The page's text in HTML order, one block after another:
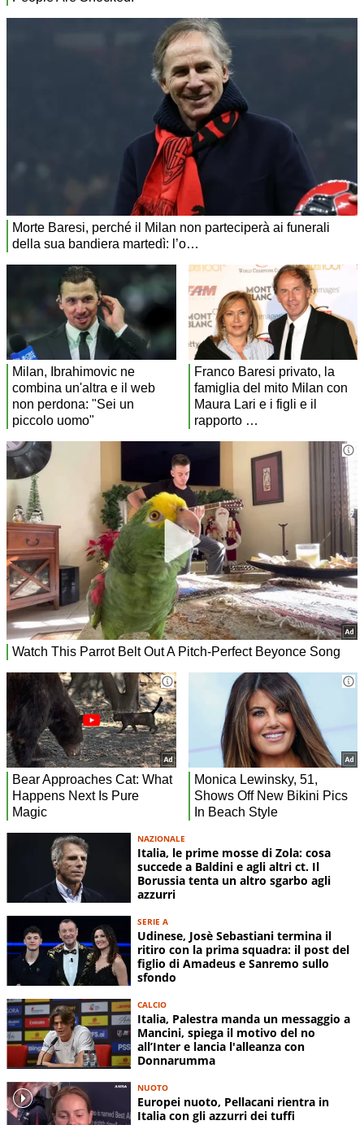
NAZIONALE
Italia, le prime mosse di Zola: cosa
succede a Baldini e agli altri ct. Il
Borussia tenta un altro sgarbo agli
azzurri
SERIE A
Udinese, Josè Sebastiani termina il
ritiro con la prima squadra: il post del
figlio di Amadeus e Sanremo sullo
sfondo
CALCIO
Italia, Palestra manda un messaggio a
Mancini, spiega il motivo del no
all’Inter e lancia l'alleanza con
Donnarumma
NUOTO
Europei nuoto, Pellacani rientra in
Italia con gli azzurri dei tuffi